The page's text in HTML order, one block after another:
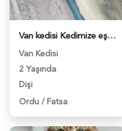
Van kedisi Kedimize eş arıyoruz - 118968628
Van Kedisi
2 Yaşında
Dişi
Ordu / Fatsa